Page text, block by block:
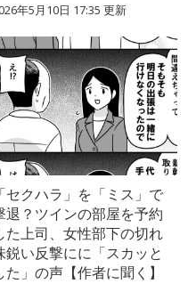
年5月10日 17:35 更新
「セクハラ」を「ミス」で
退？ツインの部屋を予約
た上司、女性部下の切れ
鋭い反撃にに「スカッと
た」の声【作者に聞く】